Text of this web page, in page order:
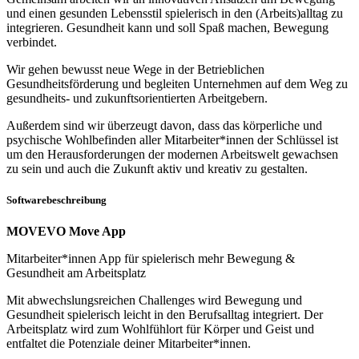
und einen gesunden Lebensstil spielerisch in den (Arbeits)alltag zu
integrieren. Gesundheit kann und soll Spaß machen, Bewegung
verbindet.
Wir gehen bewusst neue Wege in der Betrieblichen
Gesundheitsförderung und begleiten Unternehmen auf dem Weg zu
gesundheits- und zukunftsorientierten Arbeitgebern.
Außerdem sind wir überzeugt davon, dass das körperliche und
psychische Wohlbefinden aller Mitarbeiter*innen der Schlüssel ist
um den Herausforderungen der modernen Arbeitswelt gewachsen
zu sein und auch die Zukunft aktiv und kreativ zu gestalten.
Softwarebeschreibung
MOVEVO Move App
Mitarbeiter*innen App für spielerisch mehr Bewegung &
Gesundheit am Arbeitsplatz
Mit abwechslungsreichen Challenges wird Bewegung und
Gesundheit spielerisch leicht in den Berufsalltag integriert. Der
Arbeitsplatz wird zum Wohlfühlort für Körper und Geist und
entfaltet die Potenziale deiner Mitarbeiter*innen.